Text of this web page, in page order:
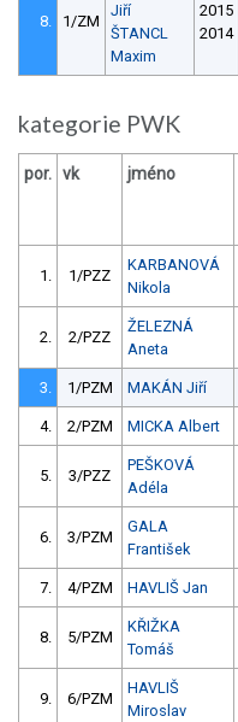
8. 1/ZM
Jiří
ŠTANCL
Maxim
2015
2014
kategorie PWK
por. vk jméno
1. 1/PZZ
KARBANOVÁ
Nikola
2. 2/PZZ
ŽELEZNÁ
Aneta
3. 1/PZM MAKÁN Jiří
4. 2/PZM MICKA Albert
5. 3/PZZ
PEŠKOVÁ
Adéla
6. 3/PZM
GALA
František
7. 4/PZM HAVLIŠ Jan
8. 5/PZM
KŘIŽKA
Tomáš
9. 6/PZM
HAVLIŠ
Miroslav